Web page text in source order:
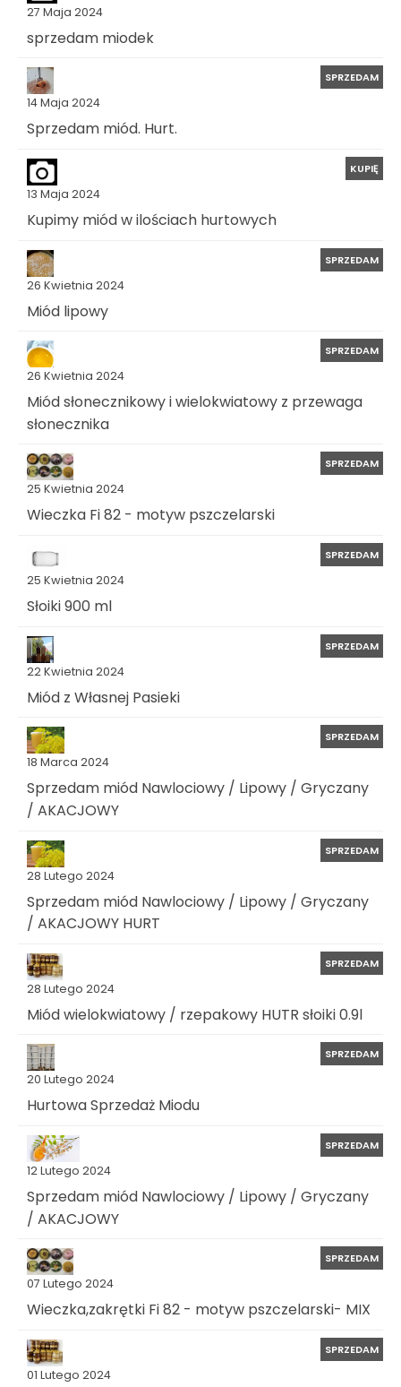
27 Maja 2024
sprzedam miodek
14 Maja 2024
SPRZEDAM
Sprzedam miód. Hurt.
13 Maja 2024
KUPIĘ
Kupimy miód w ilościach hurtowych
26 Kwietnia 2024
SPRZEDAM
Miód lipowy
26 Kwietnia 2024
SPRZEDAM
Miód słonecznikowy i wielokwiatowy z przewaga
słonecznika
25 Kwietnia 2024
SPRZEDAM
Wieczka Fi 82 - motyw pszczelarski
25 Kwietnia 2024
SPRZEDAM
Słoiki 900 ml
22 Kwietnia 2024
SPRZEDAM
Miód z Własnej Pasieki
18 Marca 2024
SPRZEDAM
Sprzedam miód Nawlociowy / Lipowy / Gryczany
/ AKACJOWY
28 Lutego 2024
SPRZEDAM
Sprzedam miód Nawlociowy / Lipowy / Gryczany
/ AKACJOWY HURT
28 Lutego 2024
SPRZEDAM
Miód wielokwiatowy / rzepakowy HUTR słoiki 0.9l
20 Lutego 2024
SPRZEDAM
Hurtowa Sprzedaż Miodu
12 Lutego 2024
SPRZEDAM
Sprzedam miód Nawlociowy / Lipowy / Gryczany
/ AKACJOWY
07 Lutego 2024
SPRZEDAM
Wieczka,zakrętki Fi 82 - motyw pszczelarski- MIX
01 Lutego 2024
SPRZEDAM